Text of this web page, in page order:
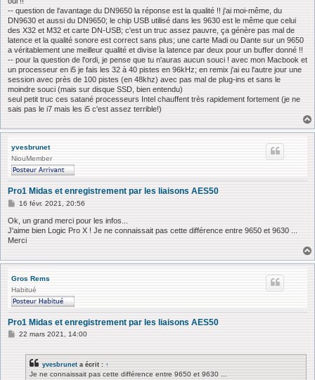
-- question de l'avantage du DN9650 la réponse est la qualité !! j'ai moi-même, du
DN9630 et aussi du DN9650; le chip USB utilisé dans les 9630 est le même que celui
des X32 et M32 et carte DN-USB; c'est un truc assez pauvre, ça génère pas mal de
latence et la qualité sonore est correct sans plus; une carte Madi ou Dante sur un 9650
a véritablement une meilleur qualité et divise la latence par deux pour un buffer donné !!
-- pour la question de l'ordi, je pense que tu n'auras aucun souci ! avec mon Macbook et
un processeur en i5 je fais les 32 à 40 pistes en 96kHz; en remix j'ai eu l'autre jour une
session avec près de 100 pistes (en 48khz) avec pas mal de plug-ins et sans le
moindre souci (mais sur disque SSD, bien entendu)
seul petit truc ces satané processeurs Intel chauffent très rapidement fortement (je ne
sais pas le i7 mais les i5 c'est assez terrible!)
yvesbrunet
NiouMember
Pro1 Midas et enregistrement par les liaisons AES50
M
s
s
g
16 févr. 2021, 20:56
Ok, un grand merci pour les infos...
J'aime bien Logic Pro X ! Je ne connaissait pas cette différence entre 9650 et 9630 ...
Merci
Gros Rems
Habitué
Pro1 Midas et enregistrement par les liaisons AES50
M22 mars 2021, 14:00
yvesbrunet a écrit : ↑
Je ne connaissait pas cette différence entre 9650 et 9630 ...